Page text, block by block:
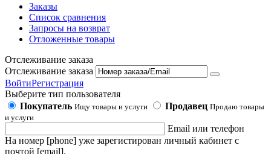
Заказы
Список сравнения
Запросы на возврат
Отложенные товары
Отслеживание заказа
Отслеживание заказа
ВойтиРегистрация
Выберите тип пользователя
Покупатель Ищу товары и услуги Продавец Продаю товары
и услуги
Email или телефон
На номер [phone] уже зарегистирован личный кабинет с
почтой [email].